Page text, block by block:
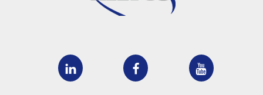
DAVOC
DAVOC
DAVOC
sur